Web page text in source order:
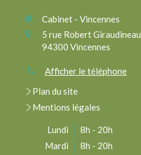
Cabinet - Vincennes
5 rue Robert Giraudineau
94300 Vincennes
Afficher le téléphone
Plan du site
Mentions légales
Lundi
8h - 20h
Mardi
8h - 20h